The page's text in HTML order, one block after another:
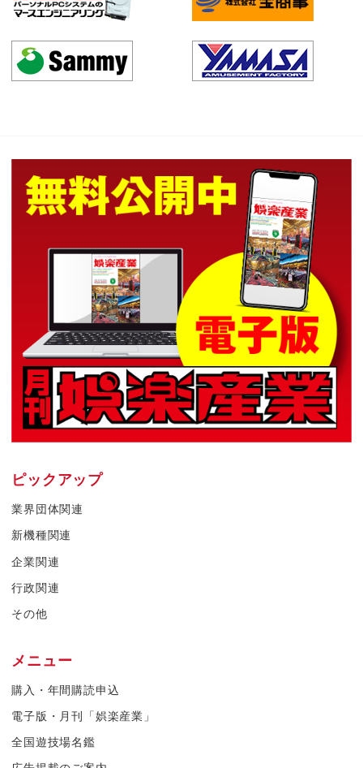
ピックアップ
業界団体関連
新機種関連
企業関連
行政関連
その他
メニュー
購入・年間購読申込
電子版・月刊「娯楽産業」
全国遊技場名鑑